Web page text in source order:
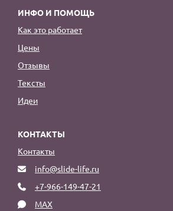
ИНФО И ПОМОЩЬ
Как это работает
Цены
Отзывы
Тексты
Идеи
КОНТАКТЫ
Контакты
info@slide-life.ru
+7-966-149-47-21
MAX